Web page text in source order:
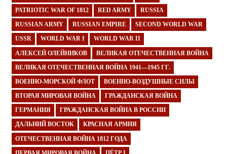
PATRIOTIC WAR OF 1812 RED ARMY RUSSIA
RUSSIAN ARMY RUSSIAN EMPIRE SECOND WORLD WAR
USSR WORLD WAR I WORLD WAR II
АЛЕКСЕЙ ОЛЕЙНИКОВ ВЕЛИКАЯ ОТЕЧЕСТВЕННАЯ ВОЙНА
ВЕЛИКАЯ ОТЕЧЕСТВЕННАЯ ВОЙНА 1941—1945 ГГ.
ВОЕННО-МОРСКОЙ ФЛОТ ВОЕННО-ВОЗДУШНЫЕ СИЛЫ
ВТОРАЯ МИРОВАЯ ВОЙНА ГРАЖДАНСКАЯ ВОЙНА
ГЕРМАНИЯ ГРАЖДАНСКАЯ ВОЙНА В РОССИИ
ДАЛЬНИЙ ВОСТОК КРАСНАЯ АРМИЯ
ОТЕЧЕСТВЕННАЯ ВОЙНА 1812 ГОДА